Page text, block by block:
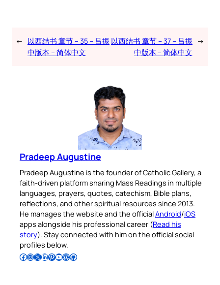
← 以西结书 章节 – 35 – 吕振
中版本 – 简体中文
以西结书 章节 – 37 – 吕振
中版本 – 简体中文
→
Pradeep Augustine
Pradeep Augustine is the founder of Catholic Gallery, a
faith-driven platform sharing Mass Readings in multiple
languages, prayers, quotes, catechism, Bible plans,
reflections, and other spiritual resources since 2013.
He manages the website and the officialAndroid/iOS
apps alongside his professional career (Read his
story). Stay connected with him on the official social
profiles below.
Follow Pradeep on Facebook Follow Pradeep on InstagramFollow Pradeep on X Follow Pradeep on LinkedIn Follow Pradeep on Pinterest Subscribe to Pradeep’s Youtube Channel Follow Pradeep on WordPress Follow Pradeep on GitHub